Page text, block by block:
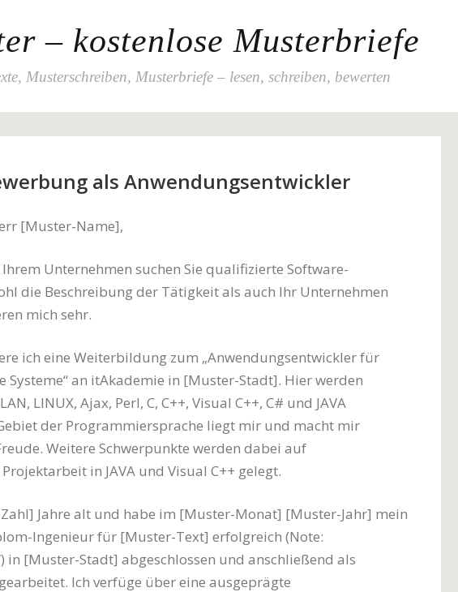
– kostenlose Musterbriefe
Musterschreiben, Musterbriefe – lesen, schreiben, bewerten
als Anwendungsentwickler
[Muster-Name],
Unternehmen suchen Sie qualifizierte Software-
die Beschreibung der Tätigkeit als auch Ihr Unternehmen
mich sehr.
ich eine Weiterbildung zum „Anwendungsentwickler für
Systeme“ an itAkademie in [Muster-Stadt]. Hier werden
LINUX, Ajax, Perl, C, C++, Visual C++, C# und JAVA
der Programmiersprache liegt mir und macht mir
Weitere Schwerpunkte werden dabei auf
in JAVA und Visual C++ gelegt.
Jahre alt und habe im [Muster-Monat] [Muster-Jahr] mein
Ingenieur für [Muster-Text] erfolgreich (Note:
in [Muster-Stadt] abgeschlossen und anschließend als
Ich verfüge über eine ausgeprägte